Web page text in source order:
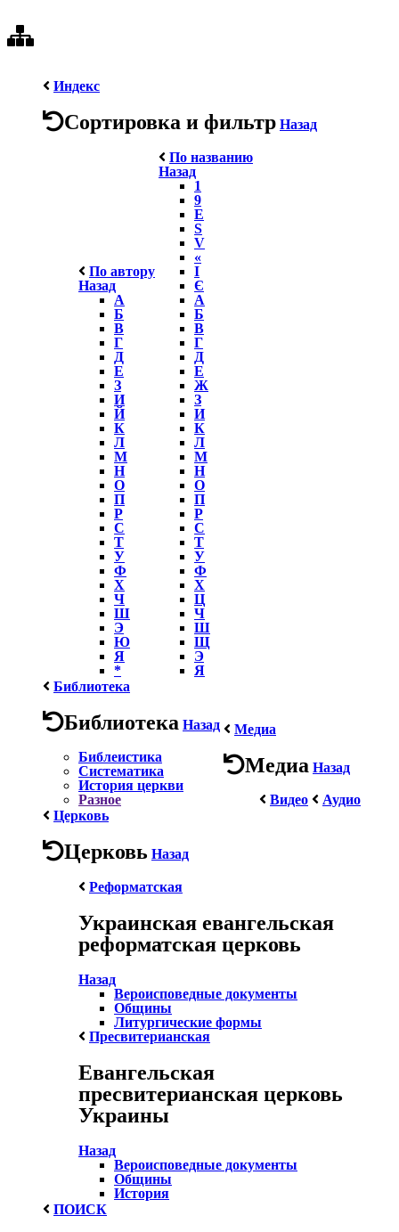
Индекс
Сортировка и фильтр Назад
По автору
Назад
А
Б
В
Г
Д
Е
З
И
Й
К
Л
М
Н
О
П
Р
С
Т
У
Ф
Х
Ч
Ш
Э
Ю
Я
*
По названию
Назад
1
9
E
S
V
«
І
Є
А
Б
В
Г
Д
Е
Ж
З
И
К
Л
М
Н
О
П
Р
С
Т
У
Ф
Х
Ц
Ч
Ш
Щ
Э
Я
Библиотека
Библиотека Назад
Библеистика
Систематика
История церкви
Разное
Медиа
Медиа Назад
Видео
Аудио
Церковь
Церковь Назад
Реформатская
Украинская евангельская
реформатская церковь
Назад
Вероисповедные документы
Общины
Литургические формы
Пресвитерианская
Евангельская
пресвитерианская церковь
Украины
Назад
Вероисповедные документы
Общины
История
ПОИСК